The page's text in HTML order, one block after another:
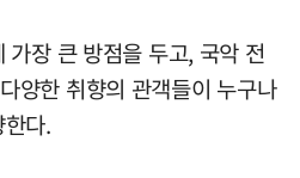
장 큰 방점을 두고, 국악 전
양한 취향의 관객들이 누구나
다.